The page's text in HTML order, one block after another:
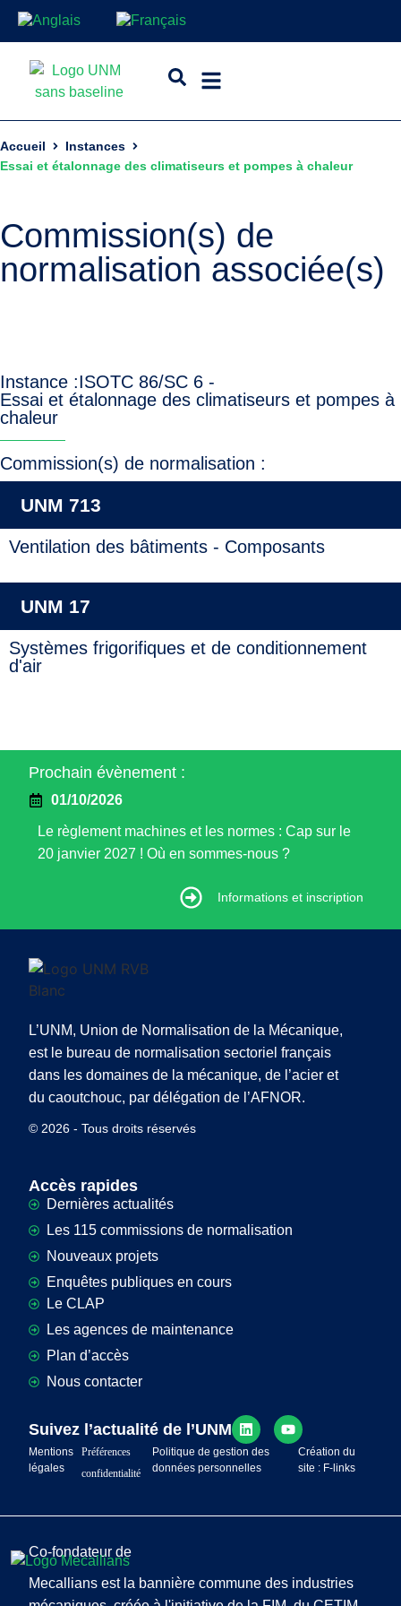
Accueil
Instances
Essai et étalonnage des climatiseurs et pompes à chaleur
Commission(s) de
normalisation associée(s)
Instance :ISOTC 86/SC 6 -
Essai et étalonnage des climatiseurs et pompes à
chaleur
Commission(s) de normalisation :
UNM 713
Ventilation des bâtiments - Composants
UNM 17
Systèmes frigorifiques et de conditionnement
d'air
Prochain évènement :
01/10/2026
Le règlement machines et les normes : Cap sur le
20 janvier 2027 ! Où en sommes-nous ?
Informations et inscription
L’UNM, Union de Normalisation de la Mécanique,
est le bureau de normalisation sectoriel français
dans les domaines de la mécanique, de l’acier et
du caoutchouc, par délégation de l’AFNOR.
© 2026 - Tous droits réservés
Accès rapides
Dernières actualités
Les 115 commissions de normalisation
Nouveaux projets
Enquêtes publiques en cours
Le CLAP
Les agences de maintenance
Plan d’accès
Nous contacter
Suivez l’actualité de l’UNM
Mentions
légales
Préférences
confidentialité
Politique de gestion des
données personnelles
Création du
site : F-links
Co-fondateur de
Mecallians est la bannière commune des industries